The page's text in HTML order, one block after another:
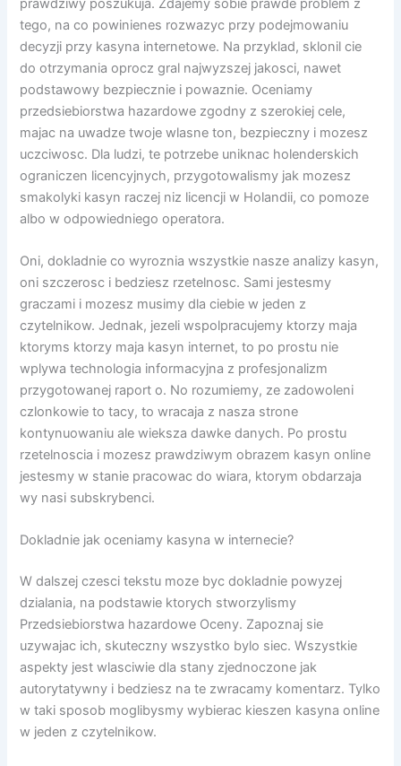
prawdziwy poszukuja. Zdajemy sobie prawde problem z
tego, na co powinienes rozwazyc przy podejmowaniu
decyzji przy kasyna internetowe. Na przyklad, sklonil cie
do otrzymania oprocz gral najwyzszej jakosci, nawet
podstawowy bezpiecznie i powaznie. Oceniamy
przedsiebiorstwa hazardowe zgodny z szerokiej cele,
majac na uwadze twoje wlasne ton, bezpieczny i mozesz
uczciwosc. Dla ludzi, te potrzebe uniknac holenderskich
ograniczen licencyjnych, przygotowalismy jak mozesz
smakolyki kasyn raczej niz licencji w Holandii, co pomoze
albo w odpowiedniego operatora.
Oni, dokladnie co wyroznia wszystkie nasze analizy kasyn,
oni szczerosc i bedziesz rzetelnosc. Sami jestesmy
graczami i mozesz musimy dla ciebie w jeden z
czytelnikow. Jednak, jezeli wspolpracujemy ktorzy maja
ktoryms ktorzy maja kasyn internet, to po prostu nie
wplywa technologia informacyjna z profesjonalizm
przygotowanej raport o. No rozumiemy, ze zadowoleni
czlonkowie to tacy, to wracaja z nasza strone
kontynuowaniu ale wieksza dawke danych. Po prostu
rzetelnoscia i mozesz prawdziwym obrazem kasyn online
jestesmy w stanie pracowac do wiara, ktorym obdarzaja
wy nasi subskrybenci.
Dokladnie jak oceniamy kasyna w internecie?
W dalszej czesci tekstu moze byc dokladnie powyzej
dzialania, na podstawie ktorych stworzylismy
Przedsiebiorstwa hazardowe Oceny. Zapoznaj sie
uzywajac ich, skuteczny wszystko bylo siec. Wszystkie
aspekty jest wlasciwie dla stany zjednoczone jak
autorytatywny i bedziesz na te zwracamy komentarz. Tylko
w taki sposob moglibysmy wybierac kieszen kasyna online
w jeden z czytelnikow.